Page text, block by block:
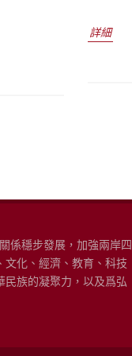
詳細
係穩步發展，加強兩岸四
文化、經濟、教育、科技
民族的凝聚力，以及爲弘